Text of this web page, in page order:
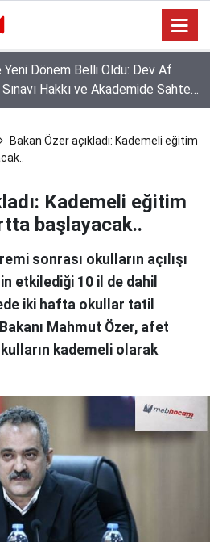
YKS Tercih Sonuçları İçin
Başladı!
Bakan Özer açıkladı: Kademeli eğitim
Kademeli eğitim
başlayacak..
sonrası okulların açılışı
etkilediği 10 il de dahil
iki hafta okullar tatil
Mahmut Özer, afet
kademeli olarak